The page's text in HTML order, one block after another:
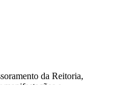
da Reitoria,